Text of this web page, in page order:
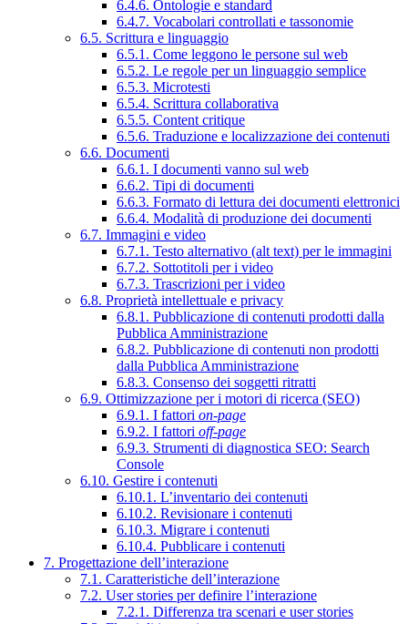
6.4.6. Ontologie e standard
6.4.7. Vocabolari controllati e tassonomie
6.5. Scrittura e linguaggio
6.5.1. Come leggono le persone sul web
6.5.2. Le regole per un linguaggio semplice
6.5.3. Microtesti
6.5.4. Scrittura collaborativa
6.5.5. Content critique
6.5.6. Traduzione e localizzazione dei contenuti
6.6. Documenti
6.6.1. I documenti vanno sul web
6.6.2. Tipi di documenti
6.6.3. Formato di lettura dei documenti elettronici
6.6.4. Modalità di produzione dei documenti
6.7. Immagini e video
6.7.1. Testo alternativo (alt text) per le immagini
6.7.2. Sottotitoli per i video
6.7.3. Trascrizioni per i video
6.8. Proprietà intellettuale e privacy
6.8.1. Pubblicazione di contenuti prodotti dalla
Pubblica Amministrazione
6.8.2. Pubblicazione di contenuti non prodotti
dalla Pubblica Amministrazione
6.8.3. Consenso dei soggetti ritratti
6.9. Ottimizzazione per i motori di ricerca (SEO)
6.9.1. I fattori on-page
6.9.2. I fattori off-page
6.9.3. Strumenti di diagnostica SEO: Search
Console
6.10. Gestire i contenuti
6.10.1. L’inventario dei contenuti
6.10.2. Revisionare i contenuti
6.10.3. Migrare i contenuti
6.10.4. Pubblicare i contenuti
7. Progettazione dell’interazione
7.1. Caratteristiche dell’interazione
7.2. User stories per definire l’interazione
7.2.1. Differenza tra scenari e user stories